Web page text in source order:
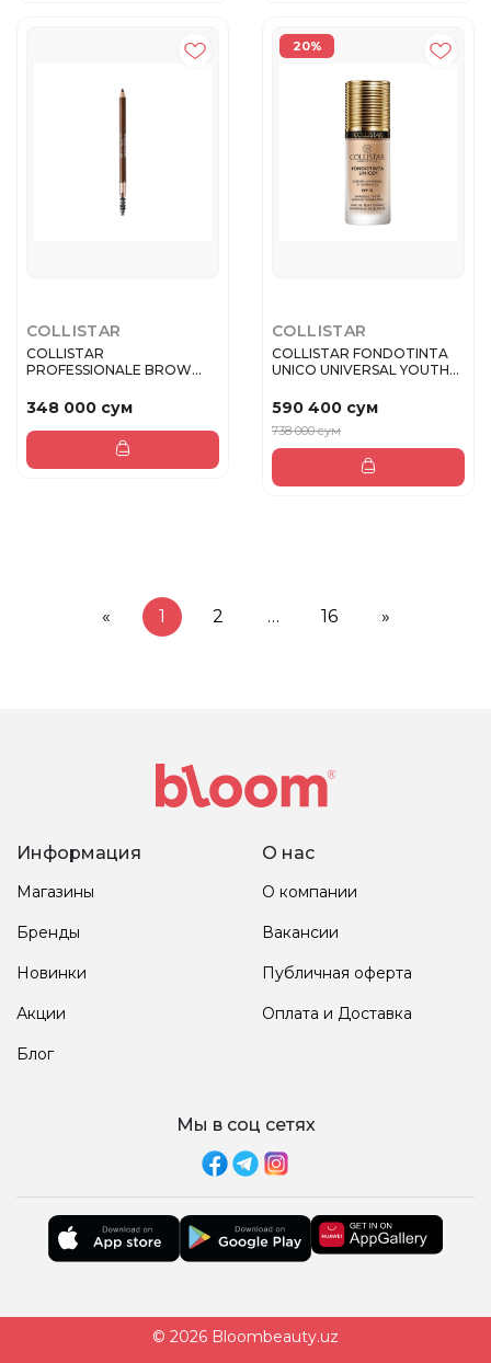
COLLISTAR
COLLISTAR
PROFESSIONALE BROW
348 000 сум
20%
COLLISTAR
COLLISTAR FONDOTINTA
UNICO UNIVERSAL YOUTH
590 400 сум
738 000 сум
« 1 2 … 16 »
Информация
Магазины
Бренды
Новинки
Акции
Блог
О нас
О компании
Вакансии
Публичная оферта
Оплата и Доставка
Мы в соц сетях
© 2026 Bloombeauty.uz